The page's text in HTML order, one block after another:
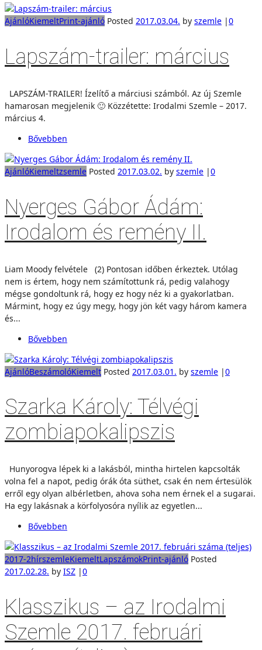
AjánlóKiemeltPrint-ajánló Posted 2017.03.04. by szemle |0
Lapszám-trailer: március
LAPSZÁM-TRAILER! Ízelítő a márciusi számból. Az új Szemle
hamarosan megjelenik 🙂 Közzétette: Irodalmi Szemle – 2017.
március 4.
Bővebben
AjánlóKiemeltzsemle Posted 2017.03.02. by szemle |0
Nyerges Gábor Ádám:
Irodalom és remény II.
Liam Moody felvétele (2) Pontosan időben érkeztek. Utólag
nem is értem, hogy nem számítottunk rá, pedig valahogy
mégse gondoltunk rá, hogy ez hogy néz ki a gyakorlatban.
Mármint, hogy ez úgy megy, hogy jön két vagy három kamera
és...
Bővebben
AjánlóBeszámolóKiemelt Posted 2017.03.01. by szemle |0
Szarka Károly: Télvégi
zombiapokalipszis
Hunyorogva lépek ki a lakásból, mintha hirtelen kapcsolták
volna fel a napot, pedig órák óta süthet, csak én nem értesülök
erről egy olyan albérletben, ahova soha nem érnek el a sugarai.
Ha egy lakásnak a körfolyosóra nyílik az egyetlen...
Bővebben
2017-2hírszemleKiemeltLapszámokPrint-ajánló Posted
2017.02.28. by ISZ |0
Klasszikus – az Irodalmi
Szemle 2017. februári